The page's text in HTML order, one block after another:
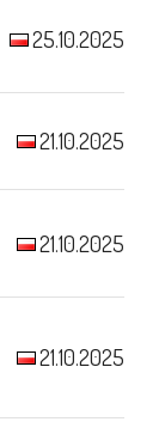
25.10.2025
21.10.2025
21.10.2025
21.10.2025